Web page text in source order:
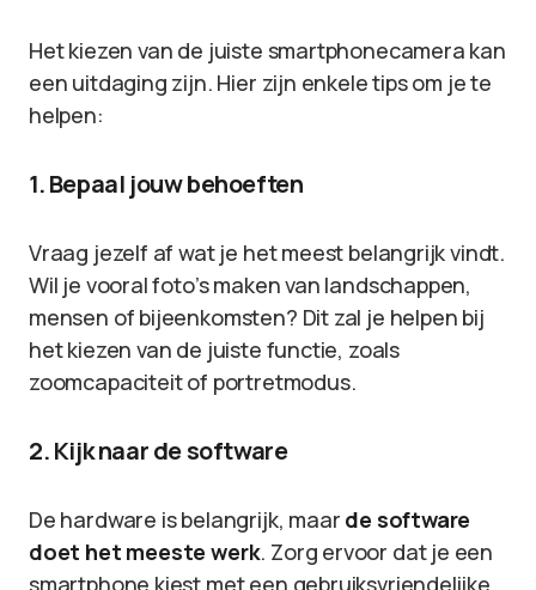
Het kiezen van de juiste smartphonecamera kan
een uitdaging zijn. Hier zijn enkele tips om je te
helpen:
1. Bepaal jouw behoeften
Vraag jezelf af wat je het meest belangrijk vindt.
Wil je vooral foto’s maken van landschappen,
mensen of bijeenkomsten? Dit zal je helpen bij
het kiezen van de juiste functie, zoals
zoomcapaciteit of portretmodus.
2. Kijk naar de software
De hardware is belangrijk, maar de software
doet het meeste werk. Zorg ervoor dat je een
smartphone kiest met een gebruiksvriendelijke